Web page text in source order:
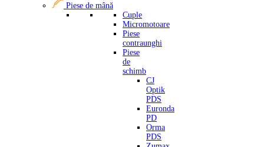
Piese de mână
Cuple
Micromotoare
Piese
contraunghi
Piese
de
schimb
CJ
Optik
PDS
Euronda
PD
Orma
PDS